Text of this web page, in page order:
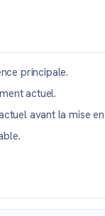
principale.
actuel.
avant la mise